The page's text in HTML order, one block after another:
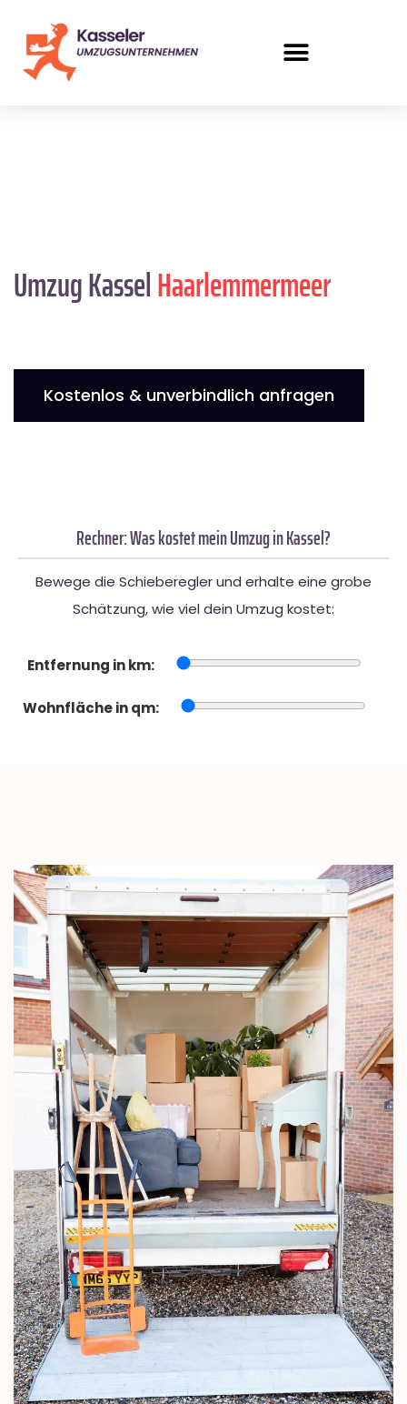
Umzug KasselHaarlemmermeer
Kostenlos & unverbindlich anfragen
Rechner: Was kostet mein Umzug in Kassel?
Bewege die Schieberegler und erhalte eine grobe
Schätzung, wie viel dein Umzug kostet:
Entfernung in km:
Wohnfläche in qm: